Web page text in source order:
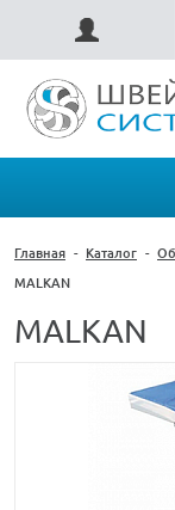
Главная - Каталог -
MALKAN
MALKAN